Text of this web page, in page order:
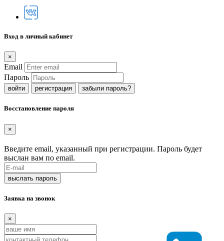
Вход в личный кабинет
×
Email
Пароль
регистрация забыли пароль?
Восстановление пароля
×
Введите email, указанный при регистрации. Пароль будет
выслан вам по email.
Заявка на звонок
×